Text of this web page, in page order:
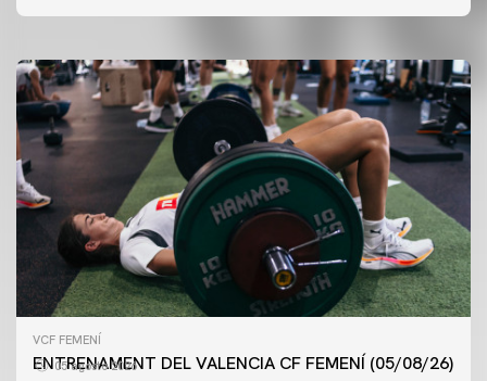
VCF FEMENÍ
ENTRENAMENT DEL VALENCIA CF FEMENÍ (05/08/26)
05 agosto 2026